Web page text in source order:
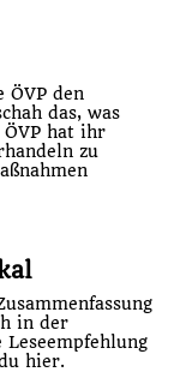
ÖVP den
das, was
hat ihr
zu
in der
hier.